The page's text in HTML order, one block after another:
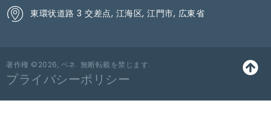
東環状道路 3 交差点, 江海区, 江門市, 広東省
著作権 ©2026, ベネ. 無断転載を禁じます.
プライバシーポリシー